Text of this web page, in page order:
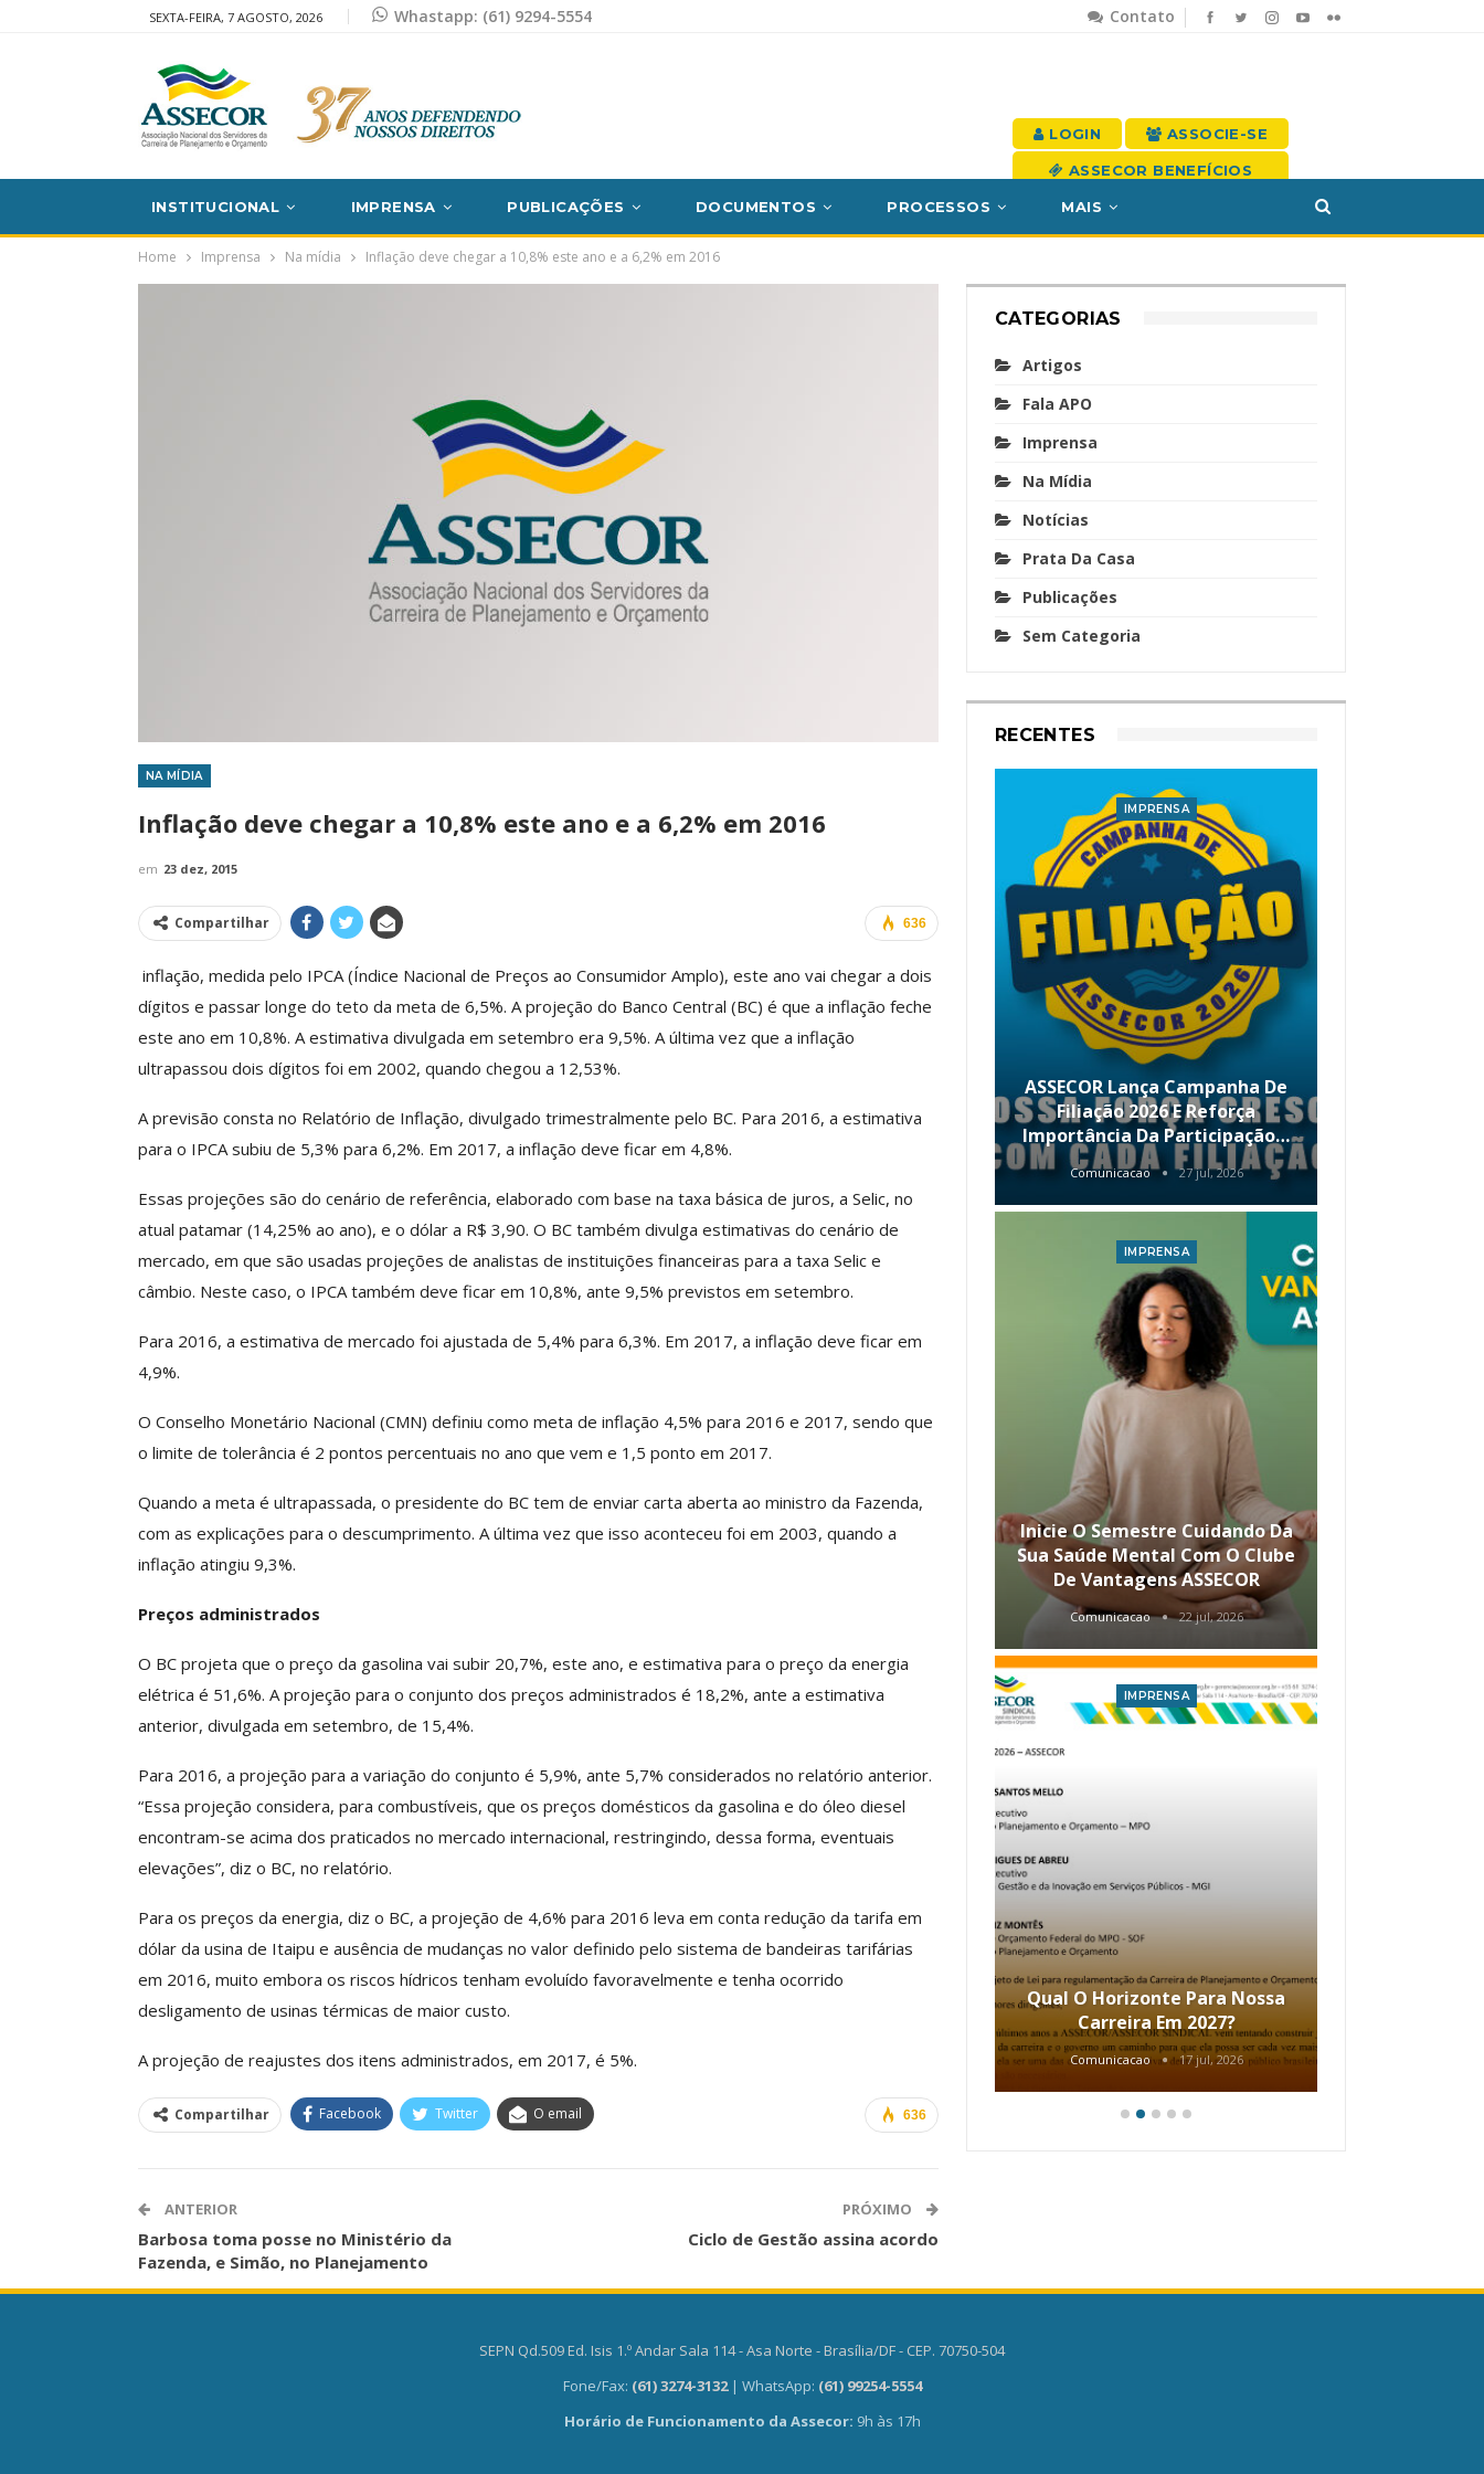
Contato
SEXTA-FEIRA, 7 AGOSTO, 2026 Whastapp: (61) 9294-5554
LOGIN ASSOCIE-SE
ASSECOR BENEFÍCIOS
INSTITUCIONAL IMPRENSA PUBLICAÇÕES DOCUMENTOS PROCESSOS MAIS
Home Imprensa Na mídia Inflação deve chegar a 10,8% este ano e a 6,2% em 2016
NA MÍDIA
Inflação deve chegar a 10,8% este ano e a 6,2% em 2016
em 23 dez, 2015
636
Compartilhar
inflação, medida pelo IPCA (Índice Nacional de Preços ao Consumidor Amplo), este ano vai chegar a dois
dígitos e passar longe do teto da meta de 6,5%. A projeção do Banco Central (BC) é que a inflação feche
este ano em 10,8%. A estimativa divulgada em setembro era 9,5%. A última vez que a inflação
ultrapassou dois dígitos foi em 2002, quando chegou a 12,53%.
A previsão consta no Relatório de Inflação, divulgado trimestralmente pelo BC. Para 2016, a estimativa
para o IPCA subiu de 5,3% para 6,2%. Em 2017, a inflação deve ficar em 4,8%.
Essas projeções são do cenário de referência, elaborado com base na taxa básica de juros, a Selic, no
atual patamar (14,25% ao ano), e o dólar a R$ 3,90. O BC também divulga estimativas do cenário de
mercado, em que são usadas projeções de analistas de instituições financeiras para a taxa Selic e
câmbio. Neste caso, o IPCA também deve ficar em 10,8%, ante 9,5% previstos em setembro.
Para 2016, a estimativa de mercado foi ajustada de 5,4% para 6,3%. Em 2017, a inflação deve ficar em
4,9%.
O Conselho Monetário Nacional (CMN) definiu como meta de inflação 4,5% para 2016 e 2017, sendo que
o limite de tolerância é 2 pontos percentuais no ano que vem e 1,5 ponto em 2017.
Quando a meta é ultrapassada, o presidente do BC tem de enviar carta aberta ao ministro da Fazenda,
com as explicações para o descumprimento. A última vez que isso aconteceu foi em 2003, quando a
inflação atingiu 9,3%.
Preços administrados
O BC projeta que o preço da gasolina vai subir 20,7%, este ano, e estimativa para o preço da energia
elétrica é 51,6%. A projeção para o conjunto dos preços administrados é 18,2%, ante a estimativa
anterior, divulgada em setembro, de 15,4%.
Para 2016, a projeção para a variação do conjunto é 5,9%, ante 5,7% considerados no relatório anterior.
“Essa projeção considera, para combustíveis, que os preços domésticos da gasolina e do óleo diesel
encontram-se acima dos praticados no mercado internacional, restringindo, dessa forma, eventuais
elevações”, diz o BC, no relatório.
Para os preços da energia, diz o BC, a projeção de 4,6% para 2016 leva em conta redução da tarifa em
dólar da usina de Itaipu e ausência de mudanças no valor definido pelo sistema de bandeiras tarifárias
em 2016, muito embora os riscos hídricos tenham evoluído favoravelmente e tenha ocorrido
desligamento de usinas térmicas de maior custo.
A projeção de reajustes dos itens administrados, em 2017, é 5%.
636
Compartilhar Facebook Twitter O email
ANTERIOR
Barbosa toma posse no Ministério da
Fazenda, e Simão, no Planejamento
PRÓXIMO
Ciclo de Gestão assina acordo
CATEGORIAS
Artigos
Fala APO
Imprensa
Na Mídia
Notícias
Prata Da Casa
Publicações
Sem Categoria
RECENTES
Clube De Benefícios ASSECOR
Reúne Dezenas De Escolas De
Idiomas Com Condições…
IMPRENSA
ASSECOR Acompanha Reunião
Da Mesa Nacional De
IMPRENSA
Debate
Comunicacao 23 jun, 2026
Participa De Debate Sobre A
Unificação Das Carreiras Do…
Categoria Unida Em Torno Dos
IMPRENSA
Mais De Mil Procedimentos
Realizados No Primeiro
IMPRENSA
ASSECOR Lança Campanha De
Filiação 2026 E Reforça
Importância Da Participação…
Comunicacao 27 jul, 2026
IMPRENSA
Inicie O Semestre Cuidando Da
Sua Saúde Mental Com O Clube
De Vantagens ASSECOR
Comunicacao 22 jul, 2026
IMPRENSA
Qual O Horizonte Para Nossa
Carreira Em 2027?
Comunicacao 17 jul, 2026
SEPN Qd.509 Ed. Isis 1.º Andar Sala 114 - Asa Norte - Brasília/DF - CEP. 70750-504
Fone/Fax: (61) 3274-3132 | WhatsApp: (61) 99254-5554
Horário de Funcionamento da Assecor: 9h às 17h